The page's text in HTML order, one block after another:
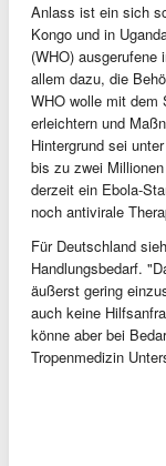
Anlass ist ein sich
Kongo und in
(WHO) ausgerufene
allem dazu, die
WHO wolle mit dem
erleichtern und
Hintergrund sei
bis zu zwei
derzeit ein Ebola-
noch antivirale
Für Deutschland
Handlungsbedarf.
äußerst gering
auch keine
könne aber bei
Tropenmedizin